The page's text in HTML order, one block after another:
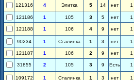
121316 4 Элитка 5 14 нет 1
121186 1 105 3 5 нет 1
121188 1 106 4 9 нет 1
90234 1 Сталинка 1 3 нет 1
121187 1 106 2 9 нет 1
31855 2 105 3 9 Есть 1
109172 1 Сталинка 1 3 нет 1